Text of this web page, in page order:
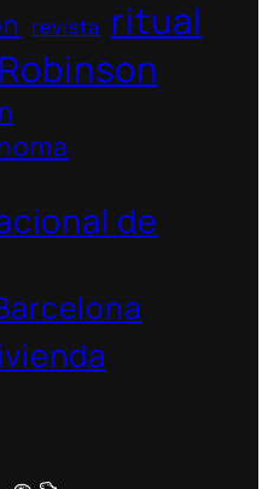
revista ritual
de